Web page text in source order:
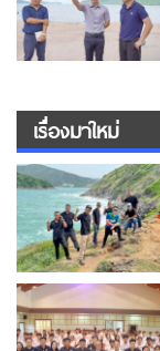
เรื่องมาใหม่